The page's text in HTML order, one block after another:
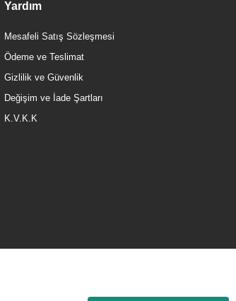
Yardım
Mesafeli Satış Sözleşmesi
Ödeme ve Teslimat
Gizlilik ve Güvenlik
Değişim ve İade Şartları
K.V.K.K